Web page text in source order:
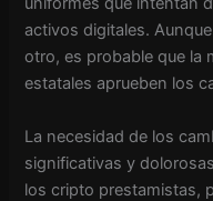
activos digitales.
otro, es probable que la
estatales aprueben los
La necesidad de los
significativas y
los cripto prestamistas,